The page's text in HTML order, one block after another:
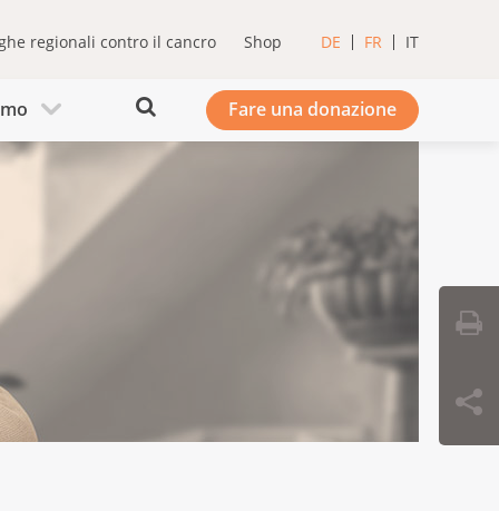
regionali contro il cancro Shop DE FR IT
Fare una donazione